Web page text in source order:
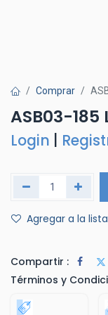
Comprar
ASB03-185
Login
Agregar a la
Compartir :
Términos y